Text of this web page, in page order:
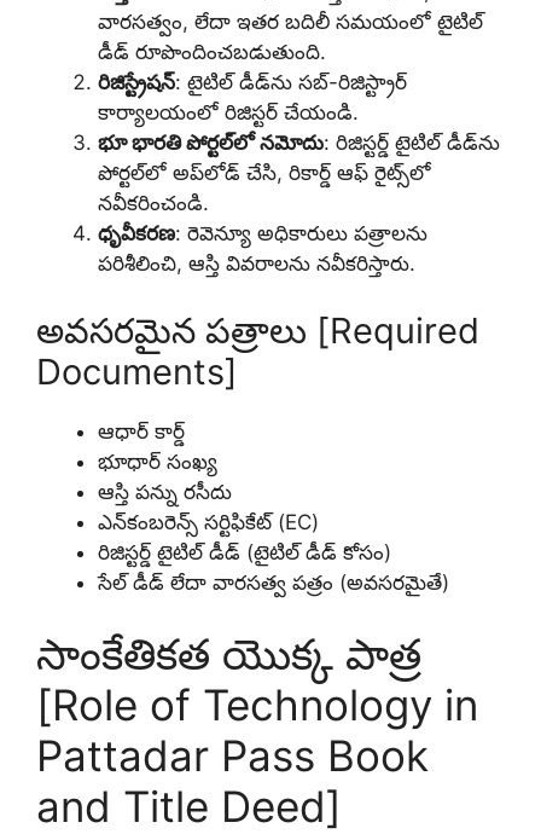
వారసత్వం, లేదా ఇతర బదిలీ సమయంలో టైటిల్
డీడ్ రూపొందించబడుతుంది.
రిజిస్ట్రేషన్: టైటిల్ డీడ్‌ను సబ్-రిజిస్ట్రార్
కార్యాలయంలో రిజిస్టర్ చేయండి.
భూ భారతి పోర్టల్‌లో నమోదు: రిజిస్టర్డ్ టైటిల్ డీడ్‌ను
పోర్టల్‌లో అప్‌లోడ్ చేసి, రికార్డ్ ఆఫ్ రైట్స్‌లో
నవీకరించండి.
ధృవీకరణ: రెవెన్యూ అధికారులు పత్రాలను
పరిశీలించి, ఆస్తి వివరాలను నవీకరిస్తారు.
అవసరమైన పత్రాలు [Required
Documents]
ఆధార్ కార్డ్
భూధార్ సంఖ్య
ఆస్తి పన్ను రసీదు
ఎన్‌కంబరెన్స్ సర్టిఫికేట్ (EC)
రిజిస్టర్డ్ టైటిల్ డీడ్ (టైటిల్ డీడ్ కోసం)
సేల్ డీడ్ లేదా వారసత్వ పత్రం (అవసరమైతే)
సాంకేతికత యొక్క పాత్ర
[Role of Technology in
Pattadar Pass Book
and Title Deed]